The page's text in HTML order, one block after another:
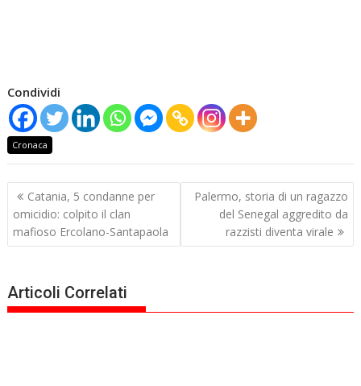
Condividi
Cronaca
Navigazione
articoli
Catania, 5 condanne per
omicidio: colpito il clan
mafioso Ercolano-Santapaola
Palermo, storia di un ragazzo
del Senegal aggredito da
razzisti diventa virale
Articoli Correlati